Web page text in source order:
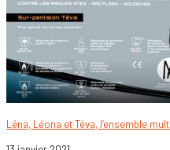
Léna, Léona et Téva, l’ensemble